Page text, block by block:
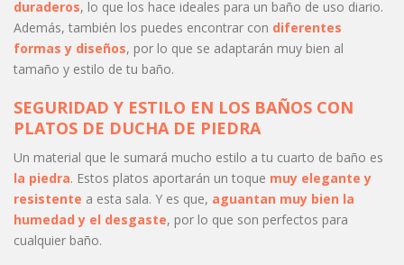
duraderos, lo que los hace ideales para un baño de uso diario.
Además, también los puedes encontrar con diferentes
formas y diseños, por lo que se adaptarán muy bien al
tamaño y estilo de tu baño.
SEGURIDAD Y ESTILO EN LOS BAÑOS CON
PLATOS DE DUCHA DE PIEDRA
Un material que le sumará mucho estilo a tu cuarto de baño es
la piedra. Estos platos aportarán un toque muy elegante y
resistente a esta sala. Y es que, aguantan muy bien la
humedad y el desgaste, por lo que son perfectos para
cualquier baño.